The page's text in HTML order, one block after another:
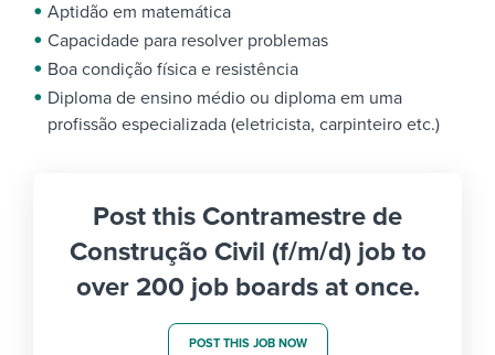
Aptidão em matemática
Capacidade para resolver problemas
Boa condição física e resistência
Diploma de ensino médio ou diploma em uma
profissão especializada (eletricista, carpinteiro etc.)
Post this Contramestre de
Construção Civil (f/m/d) job to
over 200 job boards at once.
POST THIS JOB NOW